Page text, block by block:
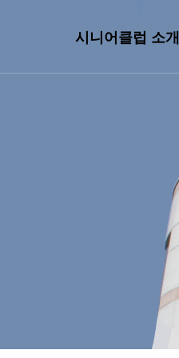
시니어클럽 소개